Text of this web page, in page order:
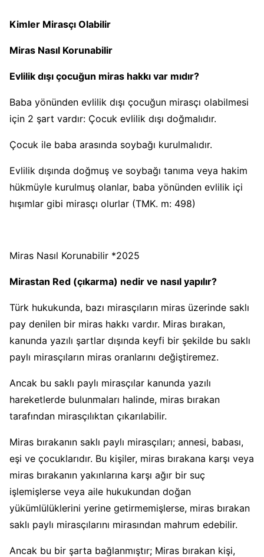
Kimler Mirasçı Olabilir
Miras Nasıl Korunabilir
Evlilik dışı çocuğun miras hakkı var mıdır?
Baba yönünden evlilik dışı çocuğun mirasçı olabilmesi
için 2 şart vardır: Çocuk evlilik dışı doğmalıdır.
Çocuk ile baba arasında soybağı kurulmalıdır.
Evlilik dışında doğmuş ve soybağı tanıma veya hakim
hükmüyle kurulmuş olanlar, baba yönünden evlilik içi
hışımlar gibi mirasçı olurlar (TMK. m: 498)
Miras Nasıl Korunabilir *2025
Mirastan Red (çıkarma) nedir ve nasıl yapılır?
Türk hukukunda, bazı mirasçıların miras üzerinde saklı
pay denilen bir miras hakkı vardır. Miras bırakan,
kanunda yazılı şartlar dışında keyfi bir şekilde bu saklı
paylı mirasçıların miras oranlarını değiştiremez.
Ancak bu saklı paylı mirasçılar kanunda yazılı
hareketlerde bulunmaları halinde, miras bırakan
tarafından mirasçılıktan çıkarılabilir.
Miras bırakanın saklı paylı mirasçıları; annesi, babası,
eşi ve çocuklarıdır. Bu kişiler, miras bırakana karşı veya
miras bırakanın yakınlarına karşı ağır bir suç
işlemişlerse veya aile hukukundan doğan
yükümlülüklerini yerine getirmemişlerse, miras bırakan
saklı paylı mirasçılarını mirasından mahrum edebilir.
Ancak bu bir şarta bağlanmıştır; Miras bırakan kişi,